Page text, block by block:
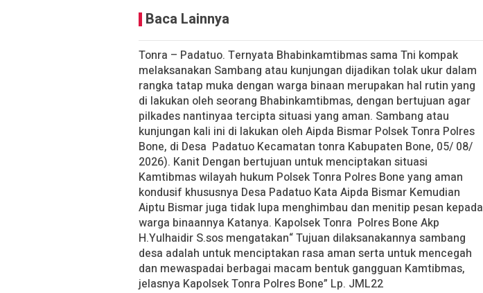
Baca Lainnya
Tonra – Padatuo. Ternyata Bhabinkamtibmas sama Tni kompak
melaksanakan Sambang atau kunjungan dijadikan tolak ukur dalam
rangka tatap muka dengan warga binaan merupakan hal rutin yang
di lakukan oleh seorang Bhabinkamtibmas, dengan bertujuan agar
pilkades nantinyaa tercipta situasi yang aman. Sambang atau
kunjungan kali ini di lakukan oleh Aipda Bismar Polsek Tonra Polres
Bone, di Desa Padatuo Kecamatan tonra Kabupaten Bone, 05/ 08/
2026). Kanit Dengan bertujuan untuk menciptakan situasi
Kamtibmas wilayah hukum Polsek Tonra Polres Bone yang aman
kondusif khususnya Desa Padatuo Kata Aipda Bismar Kemudian
Aiptu Bismar juga tidak lupa menghimbau dan menitip pesan kepada
warga binaannya Katanya. Kapolsek Tonra Polres Bone Akp
H.Yulhaidir S.sos mengatakan“ Tujuan dilaksanakannya sambang
desa adalah untuk menciptakan rasa aman serta untuk mencegah
dan mewaspadai berbagai macam bentuk gangguan Kamtibmas,
jelasnya Kapolsek Tonra Polres Bone” Lp. JML22